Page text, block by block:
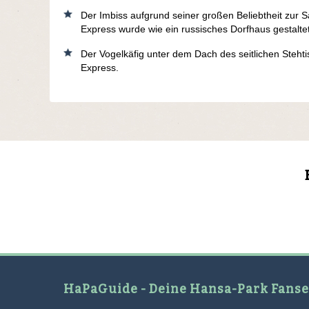
Der Imbiss aufgrund seiner großen Beliebtheit zur
Express wurde wie ein russisches Dorfhaus
Der Vogelkäfig unter dem Dach des seitlichen
Express.
HaPaGuide - Deine Hansa-Park